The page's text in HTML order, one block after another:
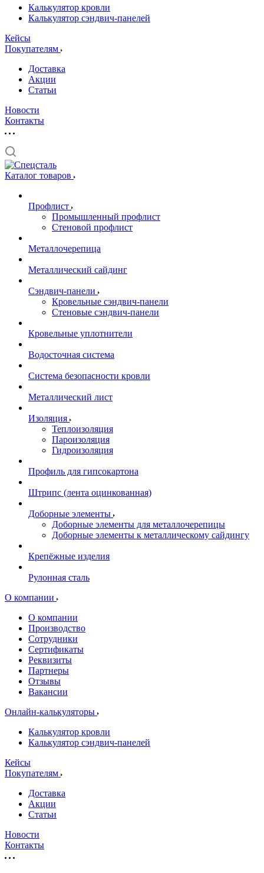
Калькулятор кровли
Калькулятор сэндвич-панелей
Кейсы
Покупателям
Доставка
Акции
Статьи
Новости
Контакты
Каталог товаров
Профлист
Промышленный профлист
Стеновой профлист
Металлочерепица
Металлический сайдинг
Сэндвич-панели
Кровельные сэндвич-панели
Стеновые сэндвич-панели
Кровельные уплотнители
Водосточная система
Система безопасности кровли
Металлический лист
Изоляция
Теплоизоляция
Пароизоляция
Гидроизоляция
Профиль для гипсокартона
Штрипс (лента оцинкованная)
Доборные элементы
Доборные элементы для металлочерепицы
Доборные элементы к металлическому сайдингу
Крепёжные изделия
Рулонная сталь
О компании
О компании
Производство
Сотрудники
Сертификаты
Реквизиты
Партнеры
Отзывы
Вакансии
Онлайн-калькуляторы
Калькулятор кровли
Калькулятор сэндвич-панелей
Кейсы
Покупателям
Доставка
Акции
Статьи
Новости
Контакты